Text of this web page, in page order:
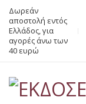
Δωρεάν
αποστολή εντός
Ελλάδος, για
αγορές άνω των
40 ευρώ